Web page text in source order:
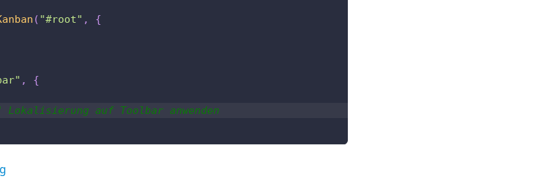
( "#root" ,
{
,
{
auf Toolbar anwenden